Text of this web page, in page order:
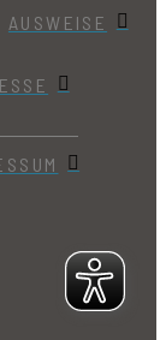
AUSWEISE